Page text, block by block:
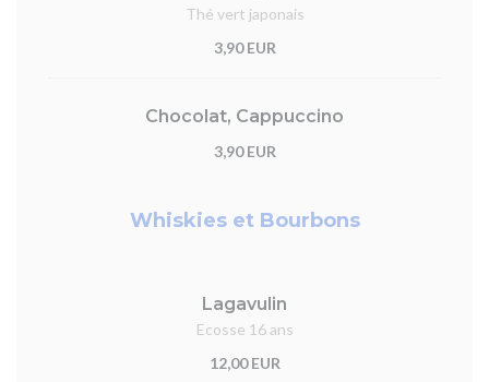
Thé vert japonais
3,90 EUR
Chocolat, Cappuccino
3,90 EUR
Whiskies et Bourbons
Lagavulin
Ecosse 16 ans
12,00 EUR